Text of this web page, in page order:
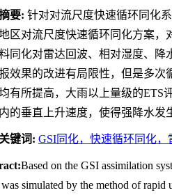
要: 针对对流尺度快速循环同化
区对流尺度快速循环同化方案，
同化对雷达回波、相对湿度、
效果的改进有局限性，但是多
有所提高，大雨以上量级的ETS
的垂直上升速度，使得强降水发
键词: GSI同化，快速循环同化，
Based on the GSI assimilation
simulated by the method of rapid